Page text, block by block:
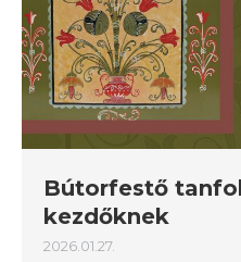
Bútorfestő
kezdőknek
2026.01.27.